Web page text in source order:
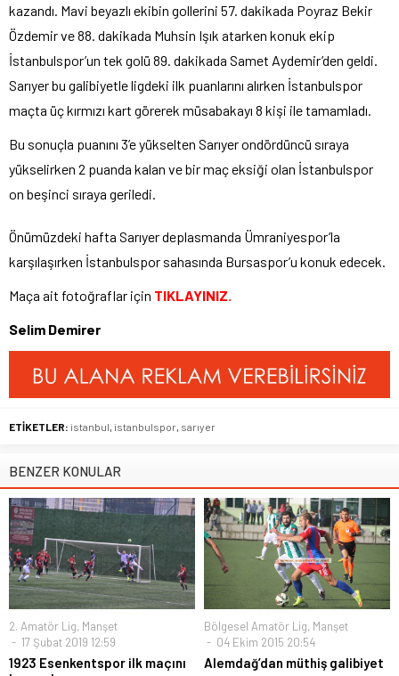
kazandı. Mavi beyazlı ekibin gollerini 57. dakikada Poyraz Bekir
Özdemir ve 88. dakikada Muhsin Işık atarken konuk ekip
İstanbulspor’un tek golü 89. dakikada Samet Aydemir’den geldi.
Sarıyer bu galibiyetle ligdeki ilk puanlarını alırken İstanbulspor
maçta üç kırmızı kart görerek müsabakayı 8 kişi ile tamamladı.
Bu sonuçla puanını 3’e yükselten Sarıyer ondördüncü sıraya
yükselirken 2 puanda kalan ve bir maç eksiği olan İstanbulspor
on beşinci sıraya geriledi.
Önümüzdeki hafta Sarıyer deplasmanda Ümraniyespor’la
karşılaşırken İstanbulspor sahasında Bursaspor’u konuk edecek.
Maça ait fotoğraflar için TIKLAYINIZ.
Selim Demirer
ETİKETLER: istanbul istanbulspor sarıyer
BENZER KONULAR
2. Amatör Lig, Manşet
17 Şubat 2019 12:59
1923 Esenkentspor ilk maçını
Bölgesel Amatör Lig, Manşet
04 Ekim 2015 20:54
Alemdağ’dan müthiş galibiyet